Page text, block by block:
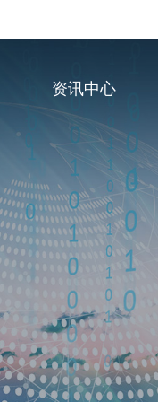
资讯中心